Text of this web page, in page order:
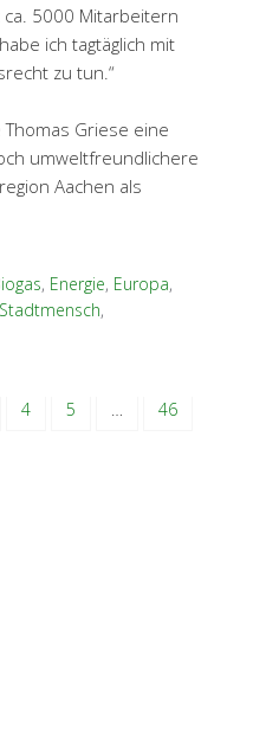
5000 Mitarbeitern
ich tagtäglich mit
zu tun.“
Griese eine
umweltfreundlichere
Aachen als
, Energie, Europa,
Stadtmensch,
4 5 …
46